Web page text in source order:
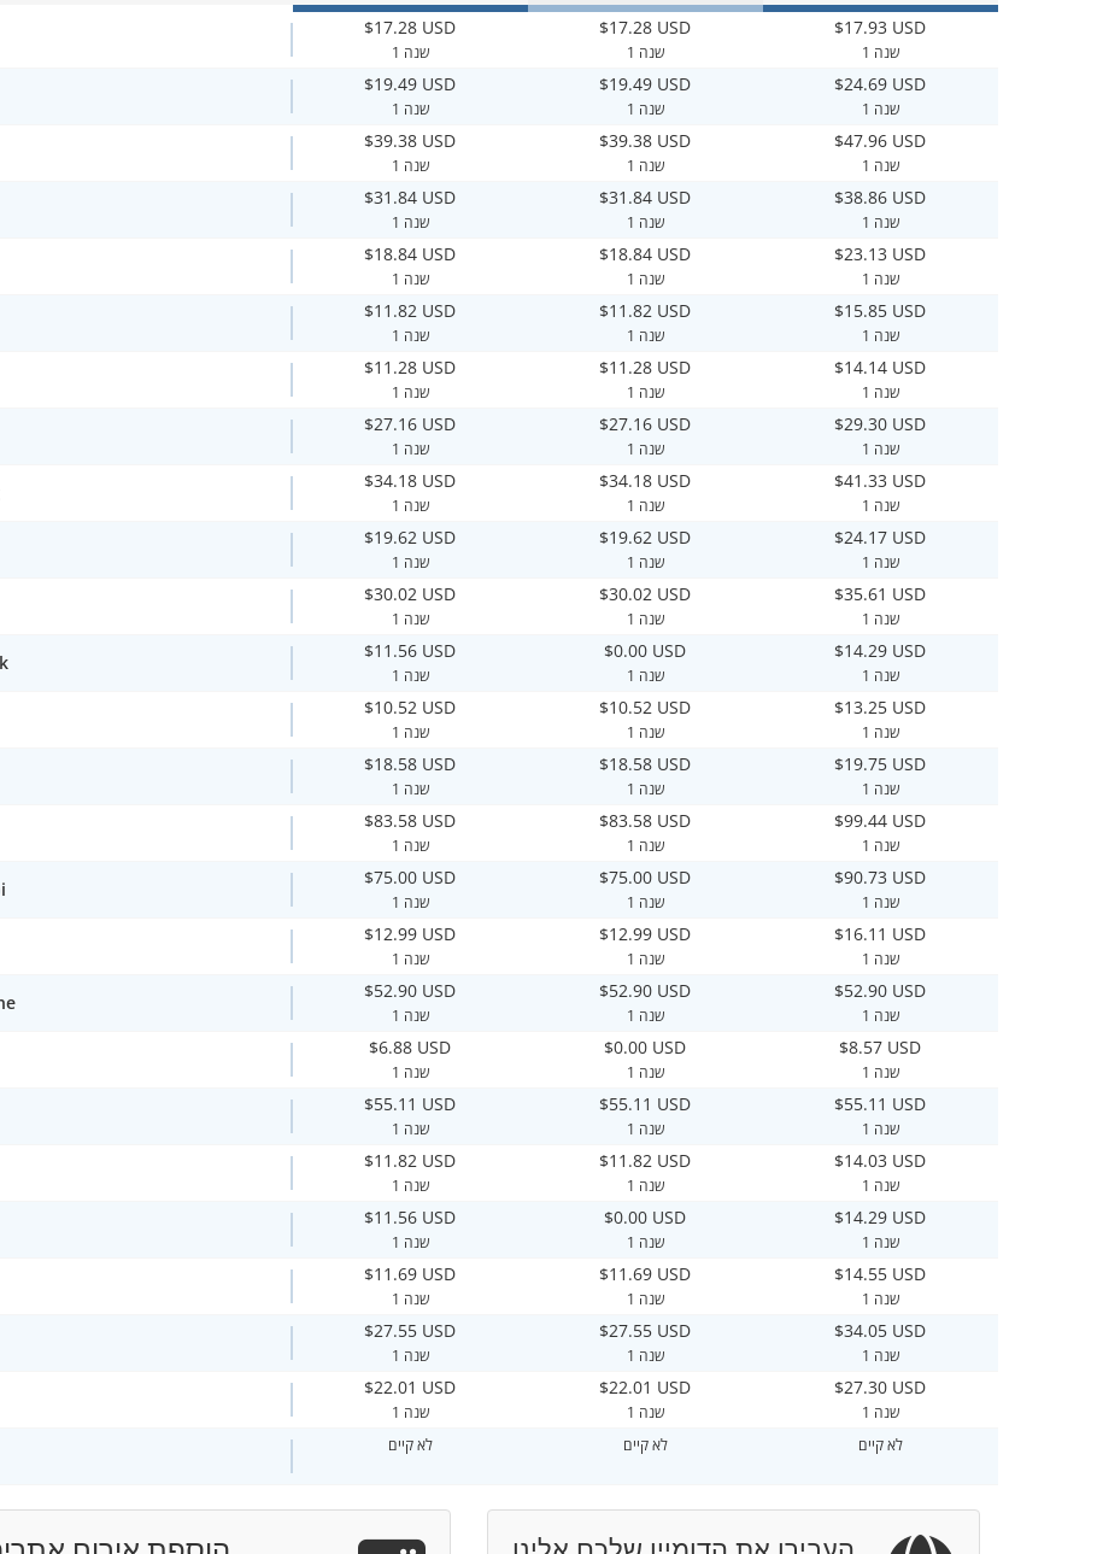
$17.28 USD
1 שנה
$17.28 USD
1 שנה
$17.93 USD
1 שנה
$19.49 USD
1 שנה
$19.49 USD
1 שנה
$24.69 USD
1 שנה
$39.38 USD
1 שנה
$39.38 USD
1 שנה
$47.96 USD
1 שנה
$31.84 USD
1 שנה
$31.84 USD
1 שנה
$38.86 USD
1 שנה
$18.84 USD
1 שנה
$18.84 USD
1 שנה
$23.13 USD
1 שנה
$11.82 USD
1 שנה
$11.82 USD
1 שנה
$15.85 USD
1 שנה
$11.28 USD
1 שנה
$11.28 USD
1 שנה
$14.14 USD
1 שנה
$27.16 USD
1 שנה
$27.16 USD
1 שנה
$29.30 USD
1 שנה
$34.18 USD
1 שנה
$34.18 USD
1 שנה
$41.33 USD
1 שנה
$19.62 USD
1 שנה
$19.62 USD
1 שנה
$24.17 USD
1 שנה
$30.02 USD
1 שנה
$30.02 USD
1 שנה
$35.61 USD
1 שנה
$11.56 USD
1 שנה
$0.00 USD
1 שנה
$14.29 USD
1 שנה
$10.52 USD
1 שנה
$10.52 USD
1 שנה
$13.25 USD
1 שנה
$18.58 USD
1 שנה
$18.58 USD
1 שנה
$19.75 USD
1 שנה
$83.58 USD
1 שנה
$83.58 USD
1 שנה
$99.44 USD
1 שנה
$75.00 USD
1 שנה
$75.00 USD
1 שנה
$90.73 USD
1 שנה
$12.99 USD
1 שנה
$12.99 USD
1 שנה
$16.11 USD
1 שנה
$52.90 USD
1 שנה
$52.90 USD
1 שנה
$52.90 USD
1 שנה
$6.88 USD
1 שנה
$0.00 USD
1 שנה
$8.57 USD
1 שנה
$55.11 USD
1 שנה
$55.11 USD
1 שנה
$55.11 USD
1 שנה
$11.82 USD
1 שנה
$11.82 USD
1 שנה
$14.03 USD
1 שנה
$11.56 USD
1 שנה
$0.00 USD
1 שנה
$14.29 USD
1 שנה
$11.69 USD
1 שנה
$11.69 USD
1 שנה
$14.55 USD
1 שנה
$27.55 USD
1 שנה
$27.55 USD
1 שנה
$34.05 USD
1 שנה
$22.01 USD
1 שנה
$22.01 USD
1 שנה
$27.30 USD
1 שנה
לא קיים לא קיים לא קיים